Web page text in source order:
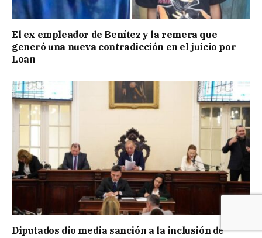
El ex empleador de Benítez y la remera que
generó una nueva contradicción en el juicio por
Loan
Diputados dio media sanción a la inclusión de